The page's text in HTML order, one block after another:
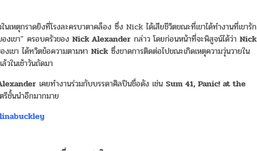
นเหตุกราดยิงที่โรงละครบาตาคล็อง ซึ่ง Nick ได้เสียชีวิตขณะที่เขาได้ทำงานที่เขารัก
งเขา” ครอบครัวของ Nick Alexander กล่าว โดยก่อนหน้าที่จะพิสูจน์ได้ว่า Nick
งเขา ได้ทวิตข้อความตามหา Nickซึ่งขาดการติดต่อไปขณะเกิดเหตุความวุ่นวายใน
วในเช้าวันถัดมา
เคยทำงานร่วมกับบรรดาศิลปินชื่อดัง เช่น Sum 41, Panic! at the
รีชั้นนำอีกมากมาย